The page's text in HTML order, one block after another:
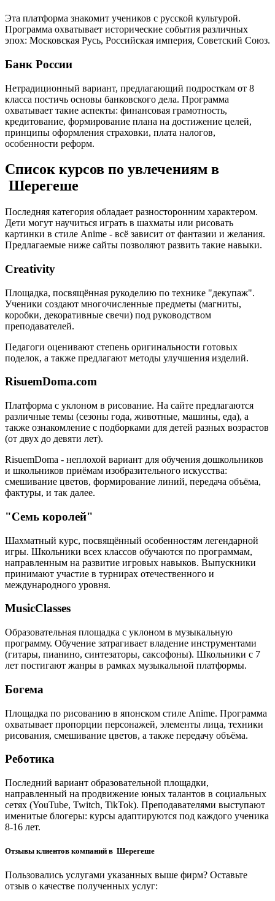
Эта платформа знакомит учеников с русской культурой.
Программа охватывает исторические события различных
эпох: Московская Русь, Российская империя, Советский Союз.
Банк России
Нетрадиционный вариант, предлагающий подросткам от 8
класса постичь основы банковского дела. Программа
охватывает такие аспекты: финансовая грамотность,
кредитование, формирование плана на достижение целей,
принципы оформления страховки, плата налогов,
особенности реформ.
Список курсов по увлечениям в
Шерегеше
Последняя категория обладает разносторонним характером.
Дети могут научиться играть в шахматы или рисовать
картинки в стиле Anime - всё зависит от фантазии и желания.
Предлагаемые ниже сайты позволяют развить такие навыки.
Creativity
Площадка, посвящённая рукоделию по технике "декупаж".
Ученики создают многочисленные предметы (магниты,
коробки, декоративные свечи) под руководством
преподавателей.
Педагоги оценивают степень оригинальности готовых
поделок, а также предлагают методы улучшения изделий.
RisuemDoma.com
Платформа с уклоном в рисование. На сайте предлагаются
различные темы (сезоны года, животные, машины, еда), а
также ознакомление с подборками для детей разных возрастов
(от двух до девяти лет).
RisuemDoma - неплохой вариант для обучения дошкольников
и школьников приёмам изобразительного искусства:
смешивание цветов, формирование линий, передача объёма,
фактуры, и так далее.
"Семь королей"
Шахматный курс, посвящённый особенностям легендарной
игры. Школьники всех классов обучаются по программам,
направленным на развитие игровых навыков. Выпускники
принимают участие в турнирах отечественного и
международного уровня.
MusicClasses
Образовательная площадка с уклоном в музыкальную
программу. Обучение затрагивает владение инструментами
(гитары, пианино, синтезаторы, саксофоны). Школьники с 7
лет постигают жанры в рамках музыкальной платформы.
Богема
Площадка по рисованию в японском стиле Anime. Программа
охватывает пропорции персонажей, элементы лица, техники
рисования, смешивание цветов, а также передачу объёма.
Реботика
Последний вариант образовательной площадки,
направленный на продвижение юных талантов в социальных
сетях (YouTube, Twitch, TikTok). Преподавателями выступают
именитые блогеры: курсы адаптируются под каждого ученика
8-16 лет.
Отзывы клиентов компаний в Шерегеше
Пользовались услугами указанных выше фирм? Оставьте
отзыв о качестве полученных услуг: